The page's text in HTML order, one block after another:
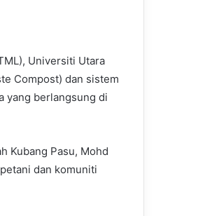
Universiti Utara
Compost) dan sistem
yang berlangsung di
Kubang Pasu, Mohd
dan komuniti